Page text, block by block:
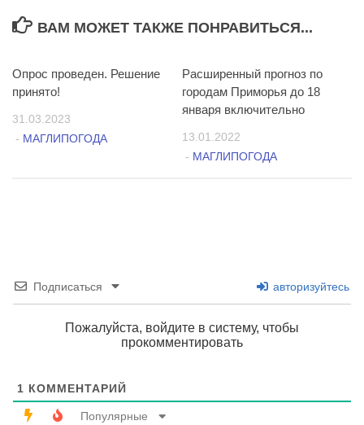
ВАМ МОЖЕТ ТАКЖЕ ПОНРАВИТЬСЯ...
Опрос проведен. Решение
принято!
31.03.2023
- МАГЛИПОГОДА
Расширенный прогноз по
городам Приморья до 18
января включительно
13.01.2022
- МАГЛИПОГОДА
Подписаться авторизуйтесь
Пожалуйста, войдите в систему, чтобы
прокомментировать
1 КОММЕНТАРИЙ
Популярные